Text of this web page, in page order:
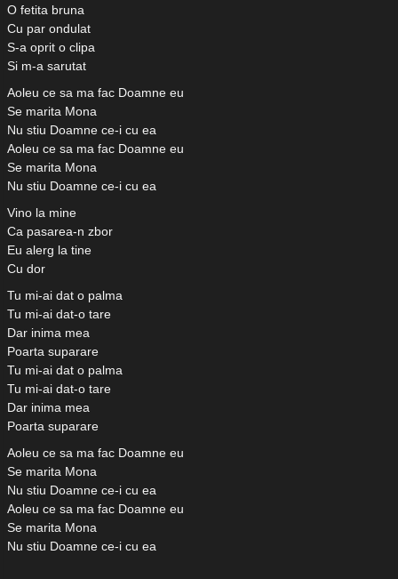
O fetita bruna
Cu par ondulat
S-a oprit o clipa
Si m-a sarutat
Aoleu ce sa ma fac Doamne eu
Se marita Mona
Nu stiu Doamne ce-i cu ea
Aoleu ce sa ma fac Doamne eu
Se marita Mona
Nu stiu Doamne ce-i cu ea
Vino la mine
Ca pasarea-n zbor
Eu alerg la tine
Cu dor
Tu mi-ai dat o palma
Tu mi-ai dat-o tare
Dar inima mea
Poarta suparare
Tu mi-ai dat o palma
Tu mi-ai dat-o tare
Dar inima mea
Poarta suparare
Aoleu ce sa ma fac Doamne eu
Se marita Mona
Nu stiu Doamne ce-i cu ea
Aoleu ce sa ma fac Doamne eu
Se marita Mona
Nu stiu Doamne ce-i cu ea